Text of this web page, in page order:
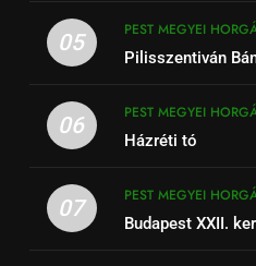
05
PEST MEGYEI
Pilisszentiván
06
PEST MEGYEI
Házréti tó
07
PEST MEGYEI
Budapest XXII.